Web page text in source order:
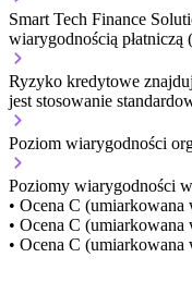
Smart Tech Finance
wiarygodnością płatniczą
Ryzyko kredytowe
jest stosowanie
Poziom wiarygodności
Poziomy wiarygodności
• Ocena C
• Ocena C
• Ocena C